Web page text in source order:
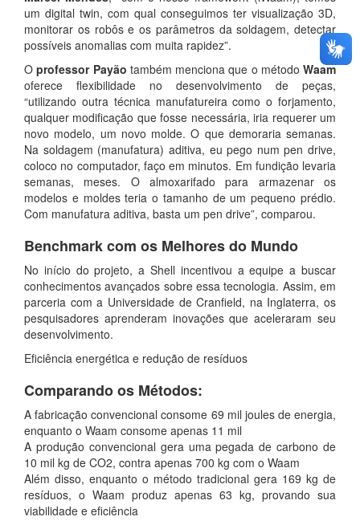
um digital twin, com qual conseguimos ter visualização 3D,
monitorar os robôs e os parâmetros da soldagem, detectar
possíveis anomalias com muita rapidez”.
Oprofessor Payão também menciona que o método Waam
oferece flexibilidade no desenvolvimento de peças,
“utilizando outra técnica manufatureira como o forjamento,
qualquer modificação que fosse necessária, iria requerer um
novo modelo, um novo molde. O que demoraria semanas.
Na soldagem (manufatura) aditiva, eu pego num pen drive,
coloco no computador, faço em minutos. Em fundição levaria
semanas, meses. O almoxarifado para armazenar os
modelos e moldes teria o tamanho de um pequeno prédio.
Com manufatura aditiva, basta um pen drive”, comparou.
Benchmark com os Melhores do Mundo
No início do projeto, a Shell incentivou a equipe a buscar
conhecimentos avançados sobre essa tecnologia. Assim, em
parceria com a Universidade de Cranfield, na Inglaterra, os
pesquisadores aprenderam inovações que aceleraram seu
desenvolvimento.
Eficiência energética e redução de resíduos
Comparando os Métodos:
A fabricação convencional consome 69 mil joules de energia,
enquanto o Waam consome apenas 11 mil
A produção convencional gera uma pegada de carbono de
10 mil kg de CO2, contra apenas 700 kg com o Waam
Além disso, enquanto o método tradicional gera 169 kg de
resíduos, o Waam produz apenas 63 kg, provando sua
viabilidade e eficiência